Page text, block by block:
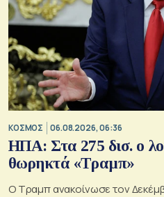
ΚΟΣΜΟΣ 06.08.2026, 06:36
ΗΠΑ: Στα 275 δισ. ο
θωρηκτά «Τραμπ»
Ο Τραμπ ανακοίνωσε τον